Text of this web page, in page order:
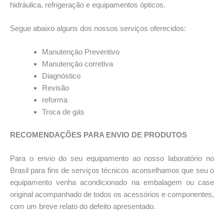
hidráulica, refrigeração e equipamentos ópticos.
Segue abaixo alguns dos nossos serviços oferecidos:
Manutençāo Preventivo
Manutençāo corretiva
Diagnóstico
Revisão
reforma
Troca de gás
RECOMENDAÇÕES PARA ENVIO DE PRODUTOS
Para o envio do seu equipamento ao nosso laboratório no
Brasil para fins de serviços técnicos aconselhamos que seu o
equipamento venha acondicionado na embalagem ou case
original acompanhado de todos os acessórios e componentes,
com um breve relato do defeito apresentado.